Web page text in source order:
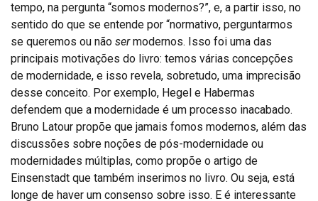
tempo, na pergunta “somos modernos?”, e, a partir isso, no
sentido do que se entende por “normativo, perguntarmos
se queremos ou não sermodernos. Isso foi uma das
principais motivações do livro: temos várias concepções
de modernidade, e isso revela, sobretudo, uma imprecisão
desse conceito. Por exemplo, Hegel e Habermas
defendem que a modernidade é um processo inacabado.
Bruno Latour propõe que jamais fomos modernos, além das
discussões sobre noções de pós-modernidade ou
modernidades múltiplas, como propõe o artigo de
Einsenstadt que também inserimos no livro. Ou seja, está
longe de haver um consenso sobre isso. E é interessante